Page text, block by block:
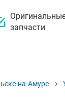
запчасти
на-Амуре